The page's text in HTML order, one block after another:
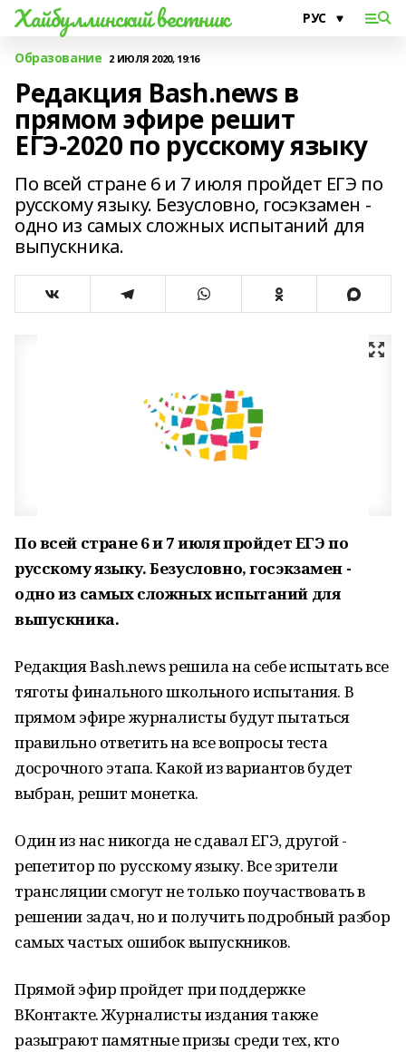
Хайбуллинский вестник
Образование 2 ИЮЛЯ 2020, 19:16
Редакция Bash.news в
прямом эфире решит
ЕГЭ-2020 по русскому языку
По всей стране 6 и 7 июля пройдет ЕГЭ по
русскому языку. Безусловно, госэкзамен -
одно из самых сложных испытаний для
выпускника.
По всей стране 6 и 7 июля пройдет ЕГЭ по
русскому языку. Безусловно, госэкзамен -
одно из самых сложных испытаний для
выпускника.
Редакция Bash.news решила на себе испытать все
тяготы финального школьного испытания. В
прямом эфире журналисты будут пытаться
правильно ответить на все вопросы теста
досрочного этапа. Какой из вариантов будет
выбран, решит монетка.
Один из нас никогда не сдавал ЕГЭ, другой -
репетитор по русскому языку. Все зрители
трансляции смогут не только поучаствовать в
решении задач, но и получить подробный разбор
самых частых ошибок выпускников.
Прямой эфир пройдет при поддержке
ВКонтакте. Журналисты издания также
разыграют памятные призы среди тех, кто